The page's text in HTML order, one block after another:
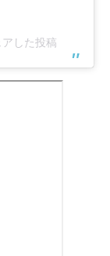
した投稿